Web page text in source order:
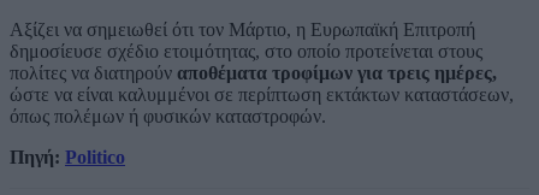
Αξίζει να σημειωθεί ότι τον Μάρτιο, η Ευρωπαϊκή Επιτροπή
δημοσίευσε σχέδιο ετοιμότητας, στο οποίο προτείνεται στους
πολίτες να διατηρούν αποθέματα τροφίμων για τρεις ημέρες,
ώστε να είναι καλυμμένοι σε περίπτωση εκτάκτων καταστάσεων,
όπως πολέμων ή φυσικών καταστροφών.
Πηγή: Politico